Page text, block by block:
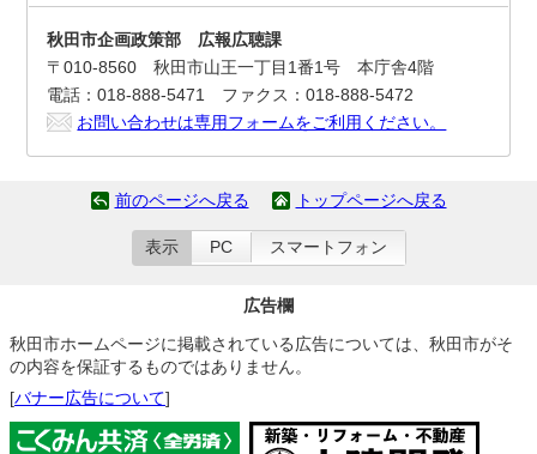
秋田市企画政策部 広報広聴課
〒010-8560 秋田市山王一丁目1番1号 本庁舎4階
電話：018-888-5471 ファクス：018-888-5472
お問い合わせは専用フォームをご利用ください。
前のページへ戻る トップページへ戻る
表示 PC スマートフォン
広告欄
秋田市ホームページに掲載されている広告については、秋田市がそ
の内容を保証するものではありません。
[バナー広告について]